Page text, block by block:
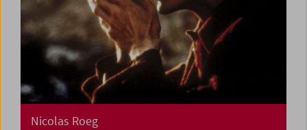
Nicolas Roeg